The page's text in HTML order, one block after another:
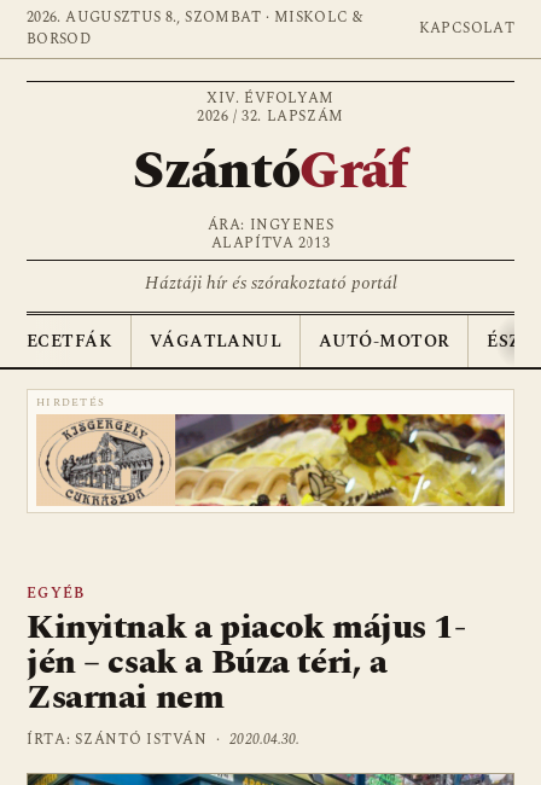
2026. AUGUSZTUS 8., SZOMBAT · MISKOLC &
BORSOD
KAPCSOLAT
XIV. ÉVFOLYAM
2026 / 32. LAPSZÁM
SzántóGráf
ÁRA: INGYENES
ALAPÍTVA 2013
Háztáji hír és szórakoztató portál
ECETFÁK VÁGATLANUL AUTÓ-MOTOR
HIRDETÉS
EGYÉB
Kinyitnak a piacok május 1-
jén – csak a Búza téri, a
Zsarnai nem
ÍRTA: SZÁNTÓ ISTVÁN ·2020.04.30.